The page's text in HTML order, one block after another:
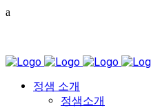
정샘 소개
정샘소개